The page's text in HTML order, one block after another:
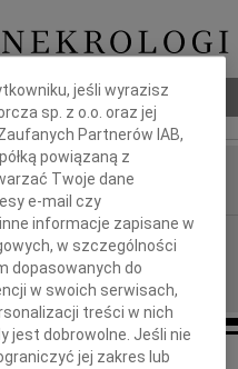
jeśli wyrazisz
sp. z o.o. oraz jej
Zaufanych Partnerów IAB,
powiązaną z
Twoje dane
e-mail czy
informacje zapisane w
w szczególności
dopasowanych do
w swoich serwisach,
treści w nich
jest dobrowolne. Jeśli nie
jej zakres lub